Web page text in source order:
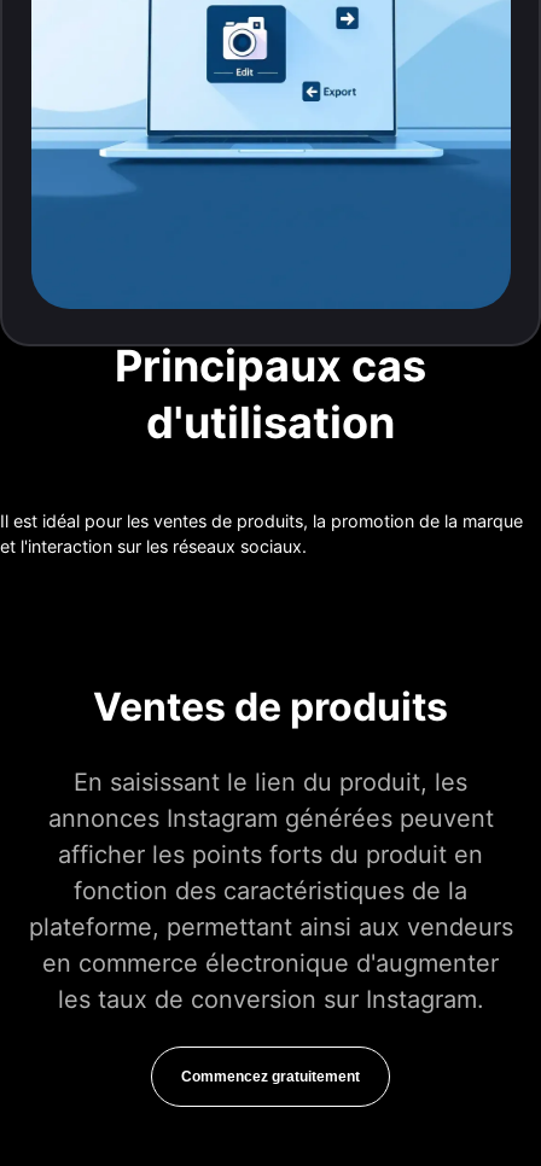
Principaux cas
d'utilisation
Il est idéal pour les ventes de produits, la promotion de la marque
et l'interaction sur les réseaux sociaux.
Ventes de produits
En saisissant le lien du produit, les
annonces Instagram générées peuvent
afficher les points forts du produit en
fonction des caractéristiques de la
plateforme, permettant ainsi aux vendeurs
en commerce électronique d'augmenter
les taux de conversion sur Instagram.
Commencez gratuitement